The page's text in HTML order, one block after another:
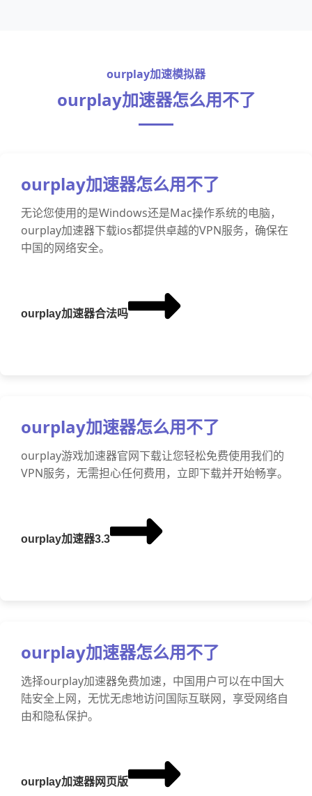
ourplay加速模拟器
ourplay加速器怎么用不了
ourplay加速器怎么用不了
无论您使用的是Windows还是Mac操作系统的电脑，
ourplay加速器下载ios都提供卓越的VPN服务，确保在
中国的网络安全。
ourplay加速器合法吗
ourplay加速器怎么用不了
ourplay游戏加速器官网下载让您轻松免费使用我们的
VPN服务，无需担心任何费用，立即下载并开始畅享。
ourplay加速器3.3
ourplay加速器怎么用不了
选择ourplay加速器免费加速，中国用户可以在中国大
陆安全上网，无忧无虑地访问国际互联网，享受网络自
由和隐私保护。
ourplay加速器网页版